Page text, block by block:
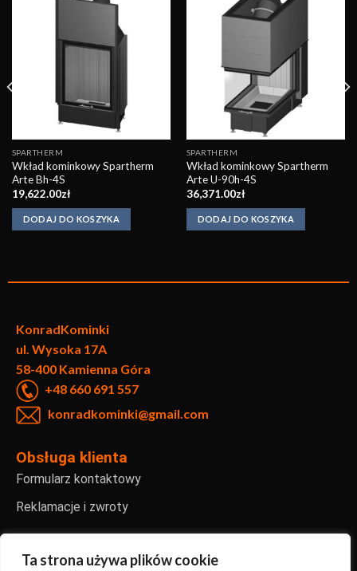
Ta strona używa plików cookie
SPARTHERM
Wkład kominkowy Spartherm
Arte Bh-4S
19,622.00zł
DODAJ DO KOSZYKA
Obserwuj
SPARTHERM
Wkład kominkowy Spartherm
Arte U-90h-4S
36,371.00zł
DODAJ DO KOSZYKA
KonradKominki
ul. Wysoka 17A
58-400 Kamienna Góra
+48 660 691 557
konradkominki@gmail.com
Obsługa klienta
Formularz kontaktowy
Reklamacje i zwroty
Regulamin sklepu internetowego